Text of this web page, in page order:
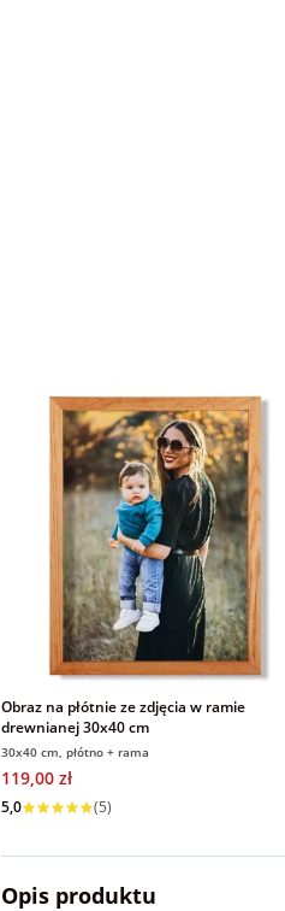
Obraz na płótnie ze zdjęcia w ramie
drewnianej 30x40 cm
30x40 cm, płótno + rama
119,00 zł
Wysyłka w 1 dzień
Opis produktu